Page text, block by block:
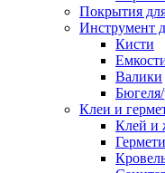
Покрытия
Инструмент
Кисти
Валики
Клеи и
Клей и